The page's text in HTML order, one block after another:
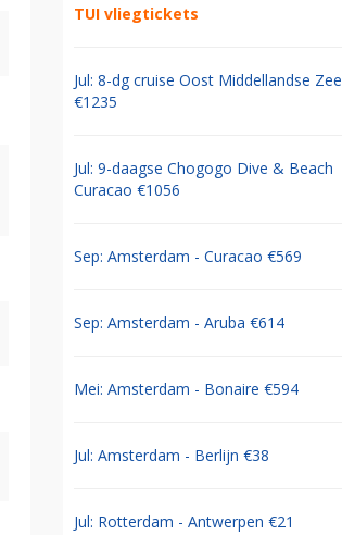
TUI vliegtickets
Jul: 8-dg cruise Oost Middellandse Zee
€1235
Jul: 9-daagse Chogogo Dive & Beach
Curacao €1056
Sep: Amsterdam - Curacao €569
Sep: Amsterdam - Aruba €614
Mei: Amsterdam - Bonaire €594
Jul: Amsterdam - Berlijn €38
Jul: Rotterdam - Antwerpen €21